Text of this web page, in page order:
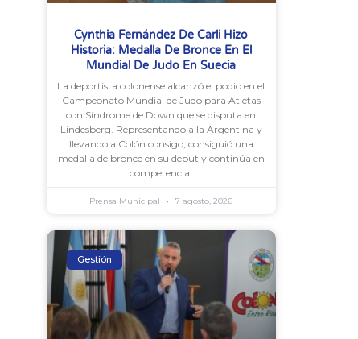
Cynthia Fernández De Carli Hizo
Historia: Medalla De Bronce En El
Mundial De Judo En Suecia
La deportista colonense alcanzó el podio en el
Campeonato Mundial de Judo para Atletas
con Síndrome de Down que se disputa en
Lindesberg. Representando a la Argentina y
llevando a Colón consigo, consiguió una
medalla de bronce en su debut y continúa en
competencia.
Prensa Municipal 7 agosto, 2026
Gestión